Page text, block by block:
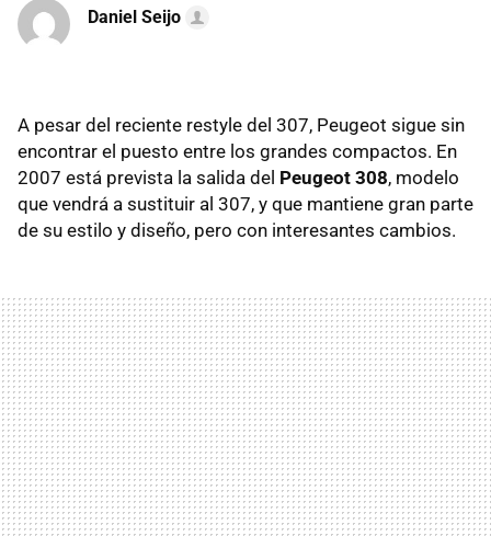
Daniel Seijo
A pesar del reciente restyle del 307, Peugeot sigue sin
encontrar el puesto entre los grandes compactos. En
2007 está prevista la salida del Peugeot 308, modelo
que vendrá a sustituir al 307, y que mantiene gran parte
de su estilo y diseño, pero con interesantes cambios.